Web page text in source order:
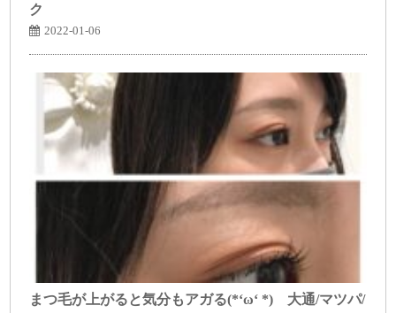
ク
2022-01-06
まつ毛が上がると気分もアガる(*‘ω‘ *) 大通/マツパ/